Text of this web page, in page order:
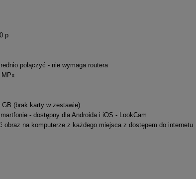
p
połączyć - nie wymaga routera
MPx
(brak karty w zestawie)
- dostępny dla Androida i iOS - LookCam
na komputerze z każdego miejsca z dostępem do internetu